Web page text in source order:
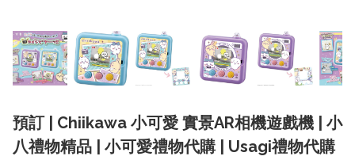
預訂 | Chiikawa 小可愛 實景AR相機遊戲機 | 小
八禮物精品 | 小可愛禮物代購 | Usagi禮物代購